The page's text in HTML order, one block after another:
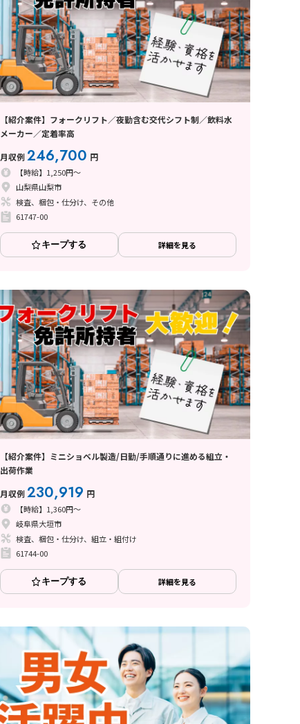
【紹介案件】フォークリフト／夜勤含む交代シフト制／飲料水
メーカー／定着率高
月収例246,700 円
【時給】1,250円～
山梨県山梨市
検査、梱包・仕分け、その他
61747-00
キープする 詳細を見る
【紹介案件】ミニショベル製造/日勤/手順通りに進める組立・
出荷作業
月収例230,919 円
【時給】1,360円～
岐阜県大垣市
検査、梱包・仕分け、組立・組付け
61744-00
キープする 詳細を見る